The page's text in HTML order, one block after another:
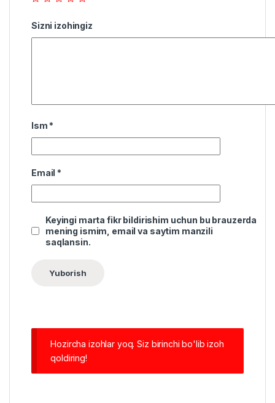
Sizni izohingiz
Ism *
Email *
Keyingi marta fikr bildirishim uchun bu brauzerda
mening ismim, email va saytim manzili
saqlansin.
Hozircha izohlar yoq. Siz birinchi bo'lib izoh
qoldiring!